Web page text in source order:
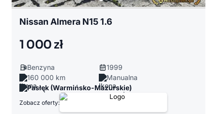
Nissan Almera N15 1.6
1 000 zł
Benzyna
1999
160 000 km
Manualna
Pasłęk (Warmińsko-Mazurskie)
Zobacz oferty: